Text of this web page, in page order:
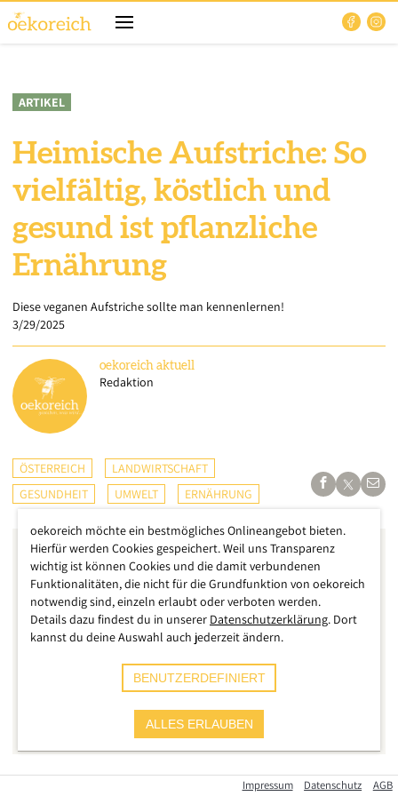
ARTIKEL
Heimische Aufstriche: So
vielfältig, köstlich und
gesund ist pflanzliche
Ernährung
Diese veganen Aufstriche sollte man kennenlernen!
3/29/2025
oekoreich aktuell
Redaktion
ÖSTERREICH
LANDWIRTSCHAFT
GESUNDHEIT
UMWELT ERNÄHRUNG
Eigentlich kommt sie aus einer ganz anderen Ecke, nämlich
Impressum Datenschutz AGB
oekoreich möchte ein bestmögliches Onlineangebot bieten.
Hierfür werden Cookies gespeichert. Weil uns Transparenz
wichtig ist können Cookies und die damit verbundenen
Funktionalitäten, die nicht für die Grundfunktion von oekoreich
notwendig sind, einzeln erlaubt oder verboten werden.
Details dazu findest du in unserer Datenschutzerklärung. Dort
kannst du deine Auswahl auch jederzeit ändern.
BENUTZERDEFINIERT
ALLES ERLAUBEN